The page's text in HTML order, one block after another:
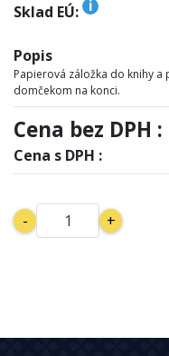
Sklad EÚ:
i
Popis
Papierová záložka do knihy
domčekom na konci.
Cena bez DPH :
Cena s DPH :
- +